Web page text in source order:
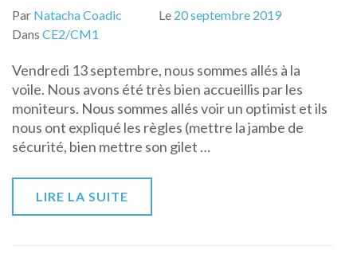
Par Natacha Coadic Le 20 septembre 2019
Dans CE2/CM1
Vendredi 13 septembre, nous sommes allés à la
voile. Nous avons été très bien accueillis par les
moniteurs. Nous sommes allés voir un optimist et ils
nous ont expliqué les règles (mettre la jambe de
sécurité, bien mettre son gilet …
LIRE LA SUITE